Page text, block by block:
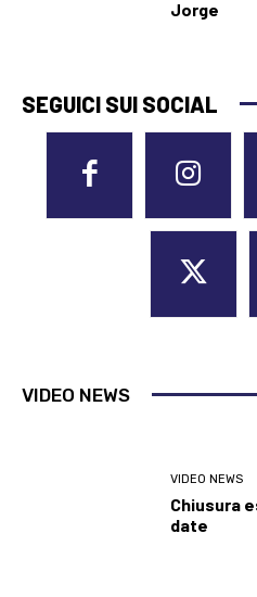
Jorge
SEGUICI SUI SOCIAL
VIDEO NEWS
VIDEO NEWS
Chiusura
date